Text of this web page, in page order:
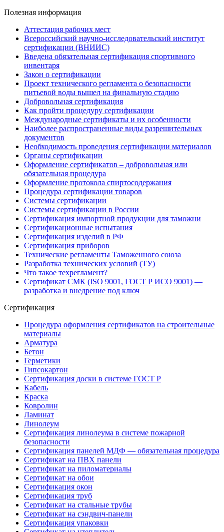
Полезная информация
Аттестация рабочих мест
Всероссийский научно-исследовательский институт
сертификации (ВНИИС)
Введена обязательная сертификация спортивного
инвентаря
Закон о сертификации
Проект технического регламента о безопасности
питьевой воды вышел на финальную стадию
Добровольная сертификация
Как пройти процедуру сертификации
Международные сертификаты и их особенности
Наиболее распространенные виды разрешительных
документов
Необходимость проведения сертификации материалов
Органы сертификации
Оформление сертификатов – добровольная или
обязательная процедура
Оформление протокола спиртосодержания
Процедура сертификации товаров
Системы сертификации
Системы сертификации в России
Сертификация импортной продукции для таможни
Сертификационные испытания
Сертификация изделий в РФ
Сертификация приборов
Технические регламенты Таможенного союза
Разработка технических условий (ТУ)
Что такое техрегламент?
Сертификат СМК (ISO 9001, ГОСТ Р ИСО 9001) —
разработка и внедрение под ключ
Сертификация
Процедура оформления сертификатов на строительные
материалы
Арматура
Бетон
Герметики
Гипсокартон
Сертификация доски в системе ГОСТ Р
Кабель
Краска
Ковролин
Ламинат
Линолеум
Сертификация линолеума в системе пожарной
безопасности
Сертификация панелей МДФ — обязательная процедура
Сертификат на ПВХ панели
Сертификат на пиломатериалы
Сертификат на обои
Сертификация окон
Сертификация труб
Сертификат на стальные трубы
Сертификат на сэндвич-панели
Сертификация упаковки